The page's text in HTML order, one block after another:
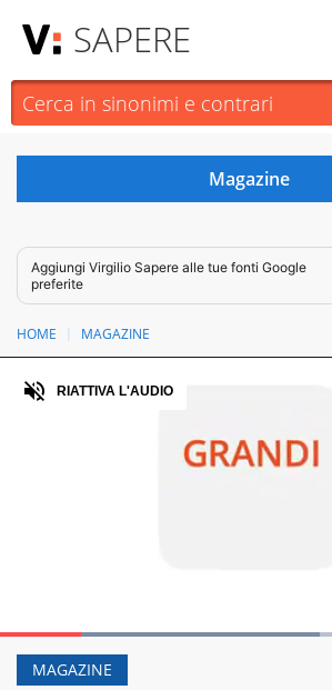
SAPERE
Aggiungi Virgilio Sapere alle tue fonti Google
preferite
HOME MAGAZINE
PauseUnmute
Loaded:64.34%
Audio
RIATTIVA L'AUDIO
MAGAZINE